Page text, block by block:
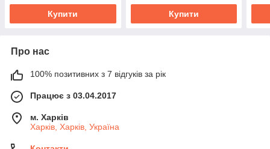
Купити Купити
Про нас
100% позитивних з 7 відгуків за рік
Працює з 03.04.2017
м. Харків
Харків, Харків, Україна